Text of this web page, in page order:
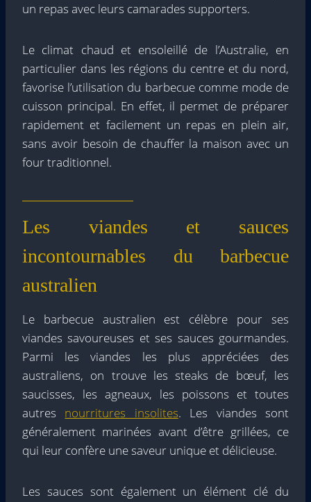
un repas avec leurs camarades supporters.
Le climat chaud et ensoleillé de l’Australie, en
particulier dans les régions du centre et du nord,
favorise l’utilisation du barbecue comme mode de
cuisson principal. En effet, il permet de préparer
rapidement et facilement un repas en plein air,
sans avoir besoin de chauffer la maison avec un
four traditionnel.
Les viandes et sauces
incontournables du barbecue
australien
Le barbecue australien est célèbre pour ses
viandes savoureuses et ses sauces gourmandes.
Parmi les viandes les plus appréciées des
australiens, on trouve les steaks de bœuf, les
saucisses, les agneaux, les poissons et toutes
autres nourritures insolites. Les viandes sont
généralement marinées avant d’être grillées, ce
qui leur confère une saveur unique et délicieuse.
Les sauces sont également un élément clé du